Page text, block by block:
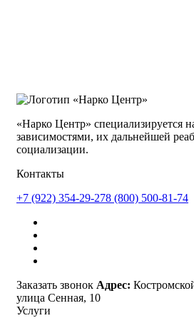
«Нарко Центр» специализируется
зависимостями, их дальнейшей
социализации.
Контакты
+7 (922) 354-29-278 (800) 500-81-74
Заказать звонок Адрес:
улица Сенная, 10
Услуги